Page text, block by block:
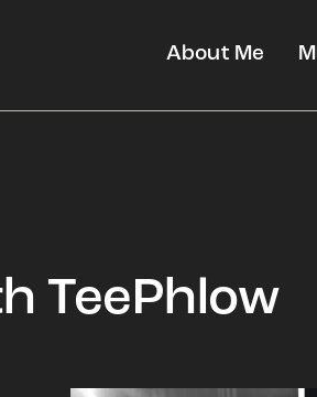
About Me
TeePhlow